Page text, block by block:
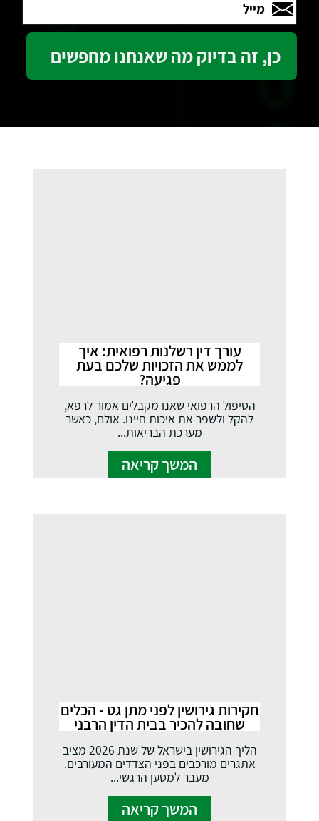
עורך דין רשלנות רפואית: איך
לממש את הזכויות שלכם בעת
פגיעה?
הטיפול הרפואי שאנו מקבלים אמור לרפא,
להקל ולשפר את איכות חיינו. אולם, כאשר
מערכת הבריאות...
המשך קריאה
חקירות גירושין לפני מתן גט - הכלים
שחובה להכיר בבית הדין הרבני
הליך הגירושין בישראל של שנת 2026 מציב
אתגרים מורכבים בפני הצדדים המעורבים.
מעבר למטען הרגשי...
המשך קריאה